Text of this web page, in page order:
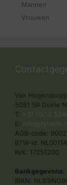
Mannen
Vrouwen
Van
5051 SR Goirle
T: +31 (0)13
E:
AGB-code:
BTW-id:
KvK: 17251200
Bankgegevens:
IBAN: